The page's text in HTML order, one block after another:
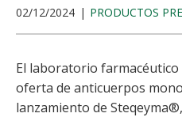
02/12/2024 PRODUCTOS
El laboratorio farmacéutico
oferta de anticuerpos
lanzamiento de